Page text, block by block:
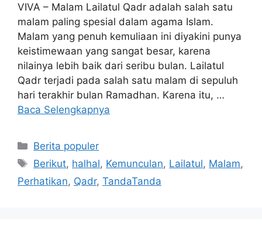
VIVA – Malam Lailatul Qadr adalah salah satu
malam paling spesial dalam agama Islam.
Malam yang penuh kemuliaan ini diyakini punya
keistimewaan yang sangat besar, karena
nilainya lebih baik dari seribu bulan. Lailatul
Qadr terjadi pada salah satu malam di sepuluh
hari terakhir bulan Ramadhan. Karena itu, …
Baca Selengkapnya
Kategori
Berita populer
Tag
Berikut, halhal, Kemunculan, Lailatul, Malam,
Perhatikan, Qadr, TandaTanda